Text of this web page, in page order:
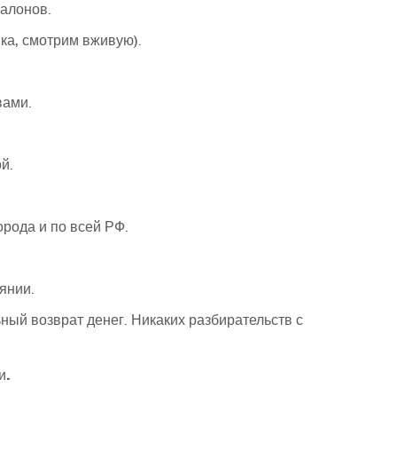
смотрим вживую).
и по всей РФ.
возврат денег. Никаких разбирательств с
.